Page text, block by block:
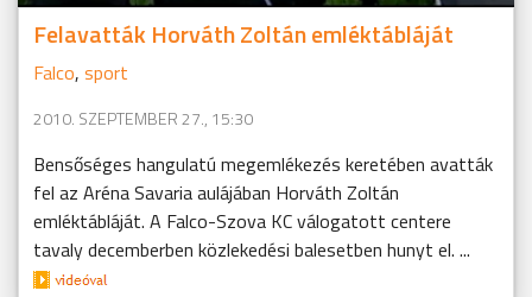
Felavatták Horváth Zoltán emléktábláját
Falco, sport
2010. SZEPTEMBER 27., 15:30
Bensőséges hangulatú megemlékezés keretében avatták
fel az Aréna Savaria aulájában Horváth Zoltán
emléktábláját. A Falco-Szova KC válogatott centere
tavaly decemberben közlekedési balesetben hunyt el. ...